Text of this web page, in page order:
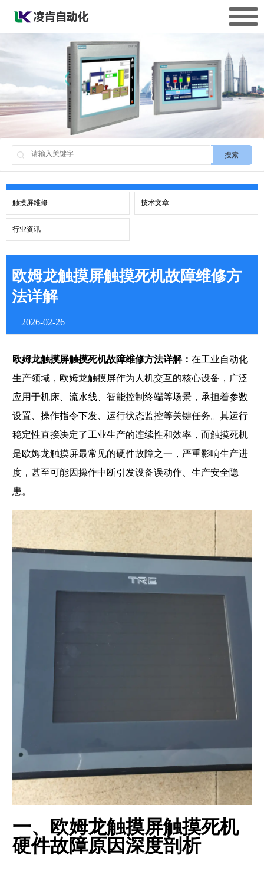
搜索
触摸屏维修 技术文章
行业资讯
欧姆龙触摸屏触摸死机故障维修方
法详解
2026-02-26
欧姆龙触摸屏触摸死机故障维修方法详解： 在工业自动化
生产领域，欧姆龙触摸屏作为人机交互的核心设备，广泛
应用于机床、流水线、智能控制终端等场景，承担着参数
设置、操作指令下发、运行状态监控等关键任务。其运行
稳定性直接决定了工业生产的连续性和效率，而触摸死机
是欧姆龙触摸屏最常见的硬件故障之一，严重影响生产进
度，甚至可能因操作中断引发设备误动作、生产安全隐
患。
一、欧姆龙触摸屏触摸死机
硬件故障原因深度剖析